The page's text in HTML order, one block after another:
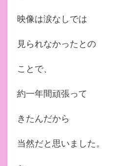
映像は涙なしでは
見られなかったとの
ことで、
約一年間頑張って
きたんだから
当然だと思いました。